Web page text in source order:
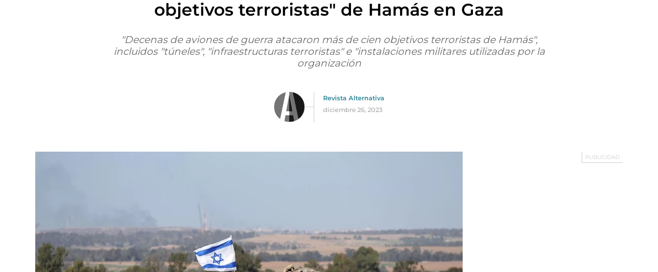
objetivos terroristas" de Hamás en Gaza
"Decenas de aviones de guerra atacaron más de cien objetivos terroristas de Hamás",
incluidos "túneles", "infraestructuras terroristas" e "instalaciones militares utilizadas por la
organización
Revista Alternativa
diciembre 26, 2023